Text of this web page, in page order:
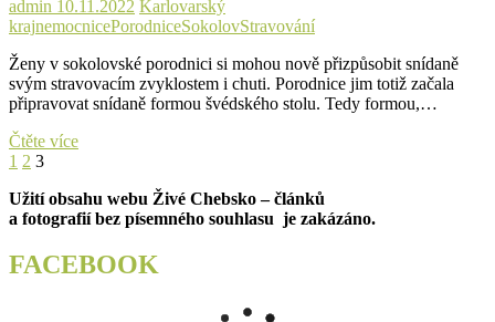
admin 10.11.2022 Karlovarský
krajnemocnicePorodniceSokolovStravování
Ženy v sokolovské porodnici si mohou nově přizpůsobit snídaně
svým stravovacím zvyklostem i chuti. Porodnice jim totiž začala
připravovat snídaně formou švédského stolu. Tedy formou,…
Čtěte víceNovopečené
mohou
vybrat
na
dovolené.
Stránkování
příspěvků
Previous
Page
1 Page
2 Page
3
Užití obsahu webu Živé Chebsko – článků
a fotografií bez písemného souhlasu je zakázáno.
FACEBOOK